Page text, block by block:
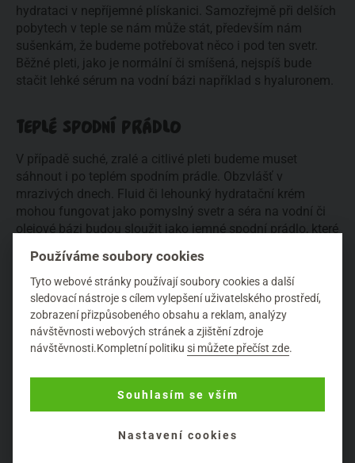
hydrataci v nepříjemné plískanici. Samozřejmě při delších
pobytech v teple se nám může stát, především nám
sušenkám, že budeme potřebovat něco i pod ten svetr.
Běžné pleti, jako je normální či smíšená, nejspíš bude
stačit lehké sérum na vodní bázi například s hyaluronem.
TEPLÉ SPODNÍ PRÁDLO
V případě suché, zralé a citlivé pleti budeme muset
sáhnout i po teplém spodním prádle. Obzvlášť v
mrazivých dnech. Fluid či lehounký hydratační krém
mohou fungovat jako pomyslný svetr a séra na vodní či
olejové bázi budou sloužit jako jemné spodní prádlo, které
Taková péče je vhodná nejen do drsných horských
podmínek. Musíme si uvědomit, že tyto druhy pleti reagují
mnohem citlivěji na vnější vlivy a zima ve městě může být
pro ně stejně stresující jako na horách. Je také možné, že
právě při přechodu z teplých klimatizovaných prostor do
zimy vám nebude stačit pouze ranní péče, ale bude
nepůsobí jen vnější faktory, ale i ty vnitřní (únava, stres,
je ideální nosit v kabelce maličký kelímek se svým
Používáme soubory cookies
Tyto webové stránky používají soubory cookies a další
sledovací nástroje s cílem vylepšení uživatelského prostředí,
zobrazení přizpůsobeného obsahu a reklam, analýzy
návštěvnosti webových stránek a zjištění zdroje
návštěvnosti.Kompletní politikusi můžete přečíst zde.
Souhlasím se vším
Nastavení cookies